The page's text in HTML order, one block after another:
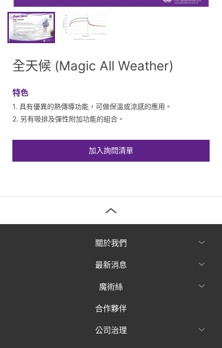
全天候 (Magic All Weather)
特色
1. 具有優異的熱傳導功能，可做保溫或涼感的應用。
2. 另有吸排及彈性附加功能的組合。
加入詢問清單
關於我們
最新消息
魔術絲
合作夥伴
公司治理